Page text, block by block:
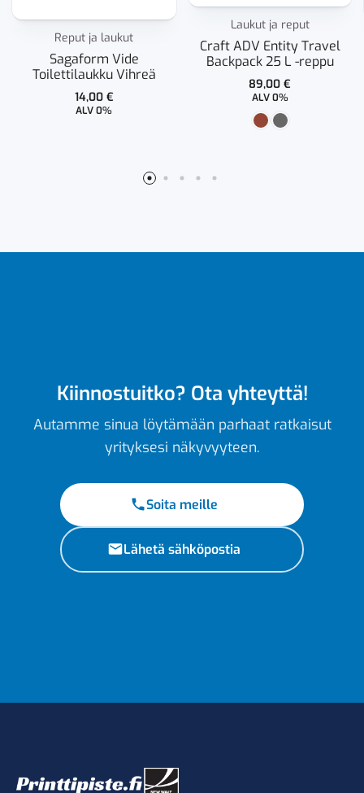
Reput ja laukut
Sagaform Vide
Toilettilaukku Vihreä
14,00 €
ALV 0%
Laukut ja reput
Craft ADV Entity Travel
Backpack 25 L -reppu
89,00€
ALV 0%
Kiinnostuitko? Ota yhteyttä!
Autamme sinua löytämään parhaat ratkaisut
yrityksesi näkyvyyteen.
Soita meille
Lähetä sähköpostia